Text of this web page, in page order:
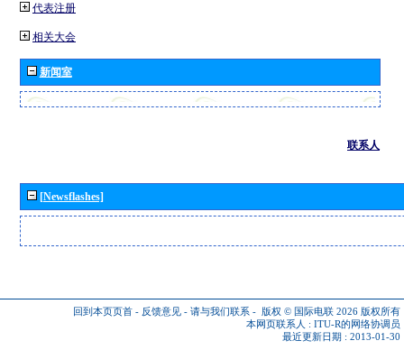
代表注册
相关大会
新闻室
联系人
[Newsflashes]
回到本页页首 - 反馈意见 - 请与我们联系 - 版权 © 国际电联 2026 版权所有
本网页联系人 : ITU-R的网络协调员
最近更新日期 : 2013-01-30